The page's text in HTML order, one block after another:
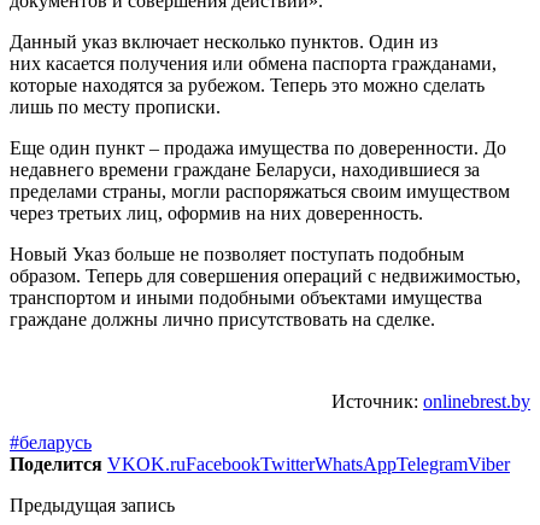
Данный указ включает несколько пунктов. Один из
них касается получения или обмена паспорта гражданами,
которые находятся за рубежом. Теперь это можно сделать
лишь по месту прописки.
Еще один пункт – продажа имущества по доверенности. До
недавнего времени граждане Беларуси, находившиеся за
пределами страны, могли распоряжаться своим имуществом
через третьих лиц, оформив на них доверенность.
Новый Указ больше не позволяет поступать подобным
образом. Теперь для совершения операций с недвижимостью,
транспортом и иными подобными объектами имущества
граждане должны лично присутствовать на сделке.
Источник: onlinebrest.by
#беларусь
Поделится VKOK.ruFacebookTwitterWhatsAppTelegramViber
Предыдущая запись